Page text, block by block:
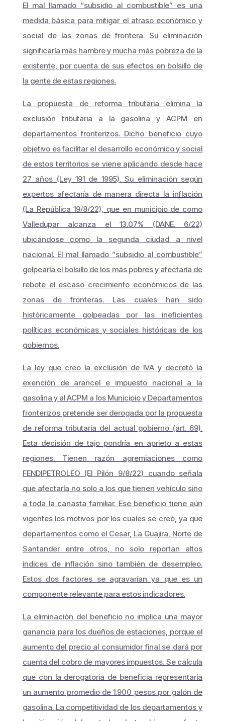
El mal llamado “subsidio al combustible” es una
medida básica para mitigar el atraso económico y
social de las zonas de frontera. Su eliminación
significaría más hambre y mucha más pobreza de la
existente, por cuenta de sus efectos en bolsillo de
la gente de estas regiones.
La propuesta de reforma tributaria elimina la
exclusión tributaria a la gasolina y ACPM en
departamentos fronterizos. Dicho beneficio cuyo
objetivo es facilitar el desarrollo económico y social
de estos territorios se viene aplicando desde hace
27 años (Ley 191 de 1995). Su eliminación según
expertos afectaría de manera directa la inflación
(La República 19/8/22), que en municipio de como
Valledupar alcanza el 13.07% (DANE. 6/22)
ubicándose como la segunda ciudad a nivel
nacional. El mal llamado “subsidio al combustible”
golpearía el bolsillo de los más pobres y afectaría de
rebote el escaso crecimiento económicos de las
zonas de fronteras. Las cuales han sido
históricamente golpeadas por las ineficientes
políticas económicas y sociales históricas de los
gobiernos.
La ley que creo la exclusión de IVA y decretó la
exención de arancel e impuesto nacional a la
gasolina y al ACPM a los Municipio y Departamentos
fronterizos pretende ser derogada por la propuesta
de reforma tributaria del actual gobierno (art. 69).
Esta decisión de tajo pondría en aprieto a estas
regiones. Tienen razón agremiaciones como
FENDIPETROLEO (El Pilón 9/8/22) cuando señala
que afectaría no solo a los que tienen vehículo sino
a toda la canasta familiar. Ese beneficio tiene aún
vigentes los motivos por los cuales se creó, ya que
departamentos como el Cesar, La Guajira, Norte de
Santander entre otros, no solo reportan altos
índices de inflación sino también de desempleo.
Estos dos factores se agravarían ya que es un
componente relevante para estos indicadores.
La eliminación del beneficio no implica una mayor
ganancia para los dueños de estaciones, porque el
aumento del precio al consumidor final se dará por
cuenta del cobro de mayores impuestos. Se calcula
que con la derogatoria de beneficia representaría
un aumento promedio de 1.900 pesos por galón de
gasolina. La competitividad de los departamentos y